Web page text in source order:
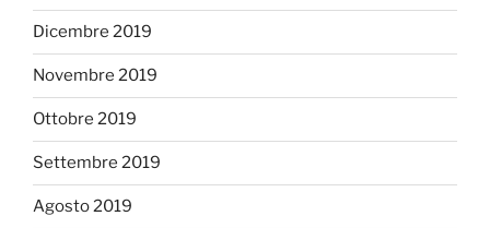
Dicembre 2019
Novembre 2019
Ottobre 2019
Settembre 2019
Agosto 2019